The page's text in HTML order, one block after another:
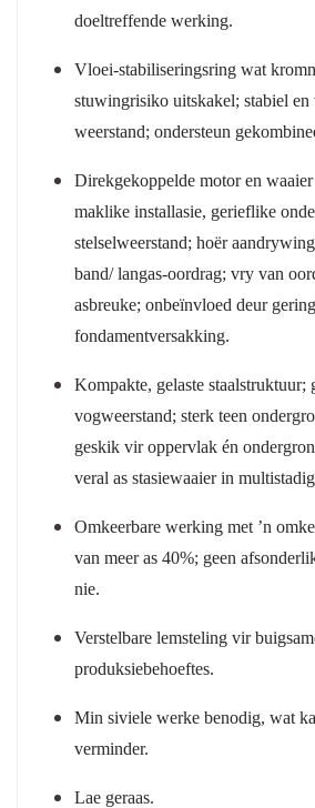
doeltreffende werking.
Vloei-stabiliseringsring wat
stuwingrisiko uitskakel; stabiel
weerstand; ondersteun
Direkgekoppelde motor en
maklike installasie, gerieflike
stelselweerstand; hoër
band/ langas-oordrag; vry van
asbreuke; onbeïnvloed deur
fondamentversakking.
Kompakte, gelaste staalstruktuur;
vogweerstand; sterk teen
geskik vir oppervlak én
veral as stasiewaaier in
Omkeerbare werking met ’n
van meer as 40%; geen
nie.
Verstelbare lemsteling vir
produksiebehoeftes.
Min siviele werke benodig, wat
verminder.
Lae geraas.